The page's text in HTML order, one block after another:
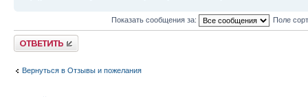
Показать сообщения за: Поле
Ответить
Вернуться в Отзывы и пожелания